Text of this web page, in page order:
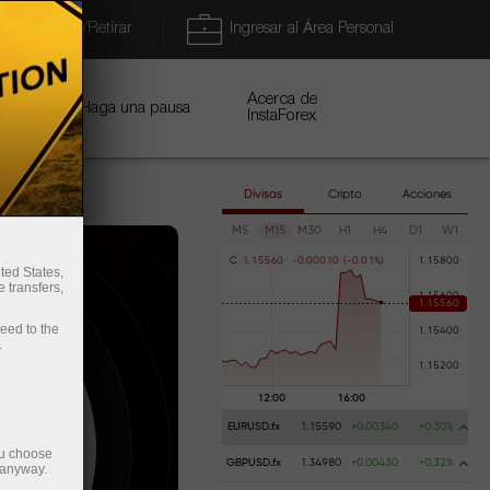
Depositar/Retirar Ingresar al Área Personal
Haga una pausa
Acerca de
InstaForex
Divisas Cripto Acciones
M5 M15 M30 H1 H4 D1 W1
C 1 . 1 5560 -0 .000 1 0 ( -0 .0 1 %
EURUSD.fx 1.15590 +0.00340 +0.30%
GBPUSD.fx 1.34980 +0.00430 +0.32%
States,
transfers,
to the
choose